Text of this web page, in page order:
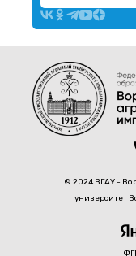
© 2024 ВГАУ -
университет